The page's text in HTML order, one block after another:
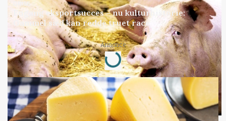
GRISE
Engang eksportsucces – nu kulturhistorie:
Gammel sæd kan redde truet race
Annonce
Loading...